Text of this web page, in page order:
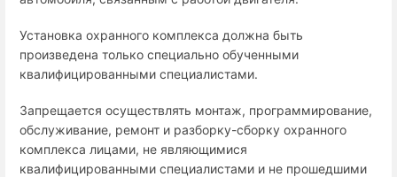
Установка охранного комплекса должна быть
произведена только специально обученными
квалифицированными специалистами.
Запрещается осуществлять монтаж, программирование,
обслуживание, ремонт и разборку-сборку охранного
комплекса лицами, не являющимися
квалифицированными специалистами и не прошедшими